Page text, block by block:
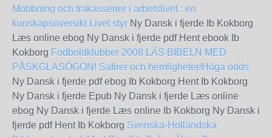
Mobbning och trakasserier i arbetslivet : en
kunskapsöversikt Livet styr Ny Dansk i fjerde Ib Kokborg
Læs online ebog Ny Dansk i fjerde pdf Hent ebook Ib
Kokborg Fodboldklubber 2008 LÄS BIBELN MED
PÅSKGLASÖGON! Safirer och hemligheter/Höga odds
Ny Dansk i fjerde pdf ebog Ib Kokborg Hent Ib Kokborg
Ny Dansk i fjerde Epub Ny Dansk i fjerde Læs online
ebog Ny Dansk i fjerde Læs online Ib Kokborg Ny Dansk i
fjerde pdf Hent Ib Kokborg Svenska-Holländska